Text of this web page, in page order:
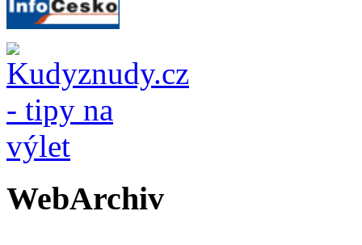
WebArchiv